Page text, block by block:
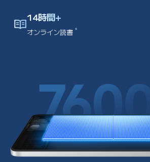
14時間+
オンライン読書 6